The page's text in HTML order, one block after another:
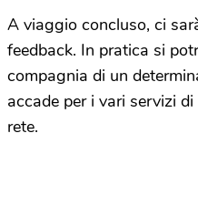
A viaggio concluso, ci
feedback. In pratica si
compagnia di un
accade per i vari servizi
rete.